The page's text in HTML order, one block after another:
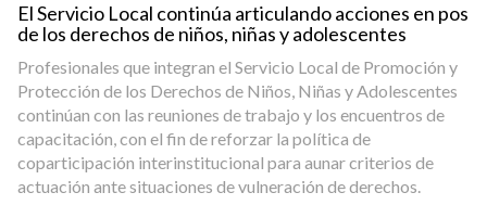
El Servicio Local continúa articulando acciones en pos
de los derechos de niños, niñas y adolescentes
Profesionales que integran el Servicio Local de Promoción y
Protección de los Derechos de Niños, Niñas y Adolescentes
continúan con las reuniones de trabajo y los encuentros de
capacitación, con el fin de reforzar la política de
coparticipación interinstitucional para aunar criterios de
actuación ante situaciones de vulneración de derechos.